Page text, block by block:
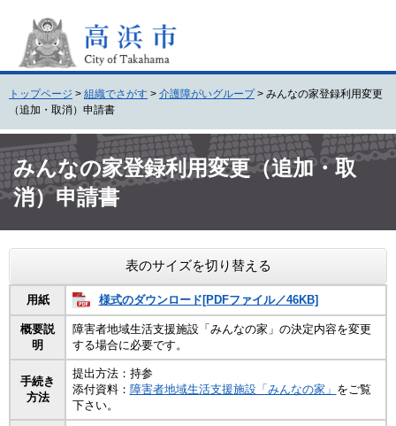
頭
。
飛
て
本
文
トップページ > 組織でさがす > 介護障がいグループ > みんなの家登録利用変更
（追加・取消）申請書
文 みんなの家登録利用変更（追加・取
消）申請書
表のサイズを切り替える
用紙 様式のダウンロード[PDFファイル／46KB]
概要説
明
障害者地域生活支援施設「みんなの家」の決定内容を変更
する場合に必要です。
手続き
方法
提出方法：持参
添付資料： 障害者地域生活支援施設「みんなの家」 をご覧
下さい。